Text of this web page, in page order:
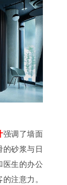
强调了墙面
砂浆与日
医生的办公
注意力。